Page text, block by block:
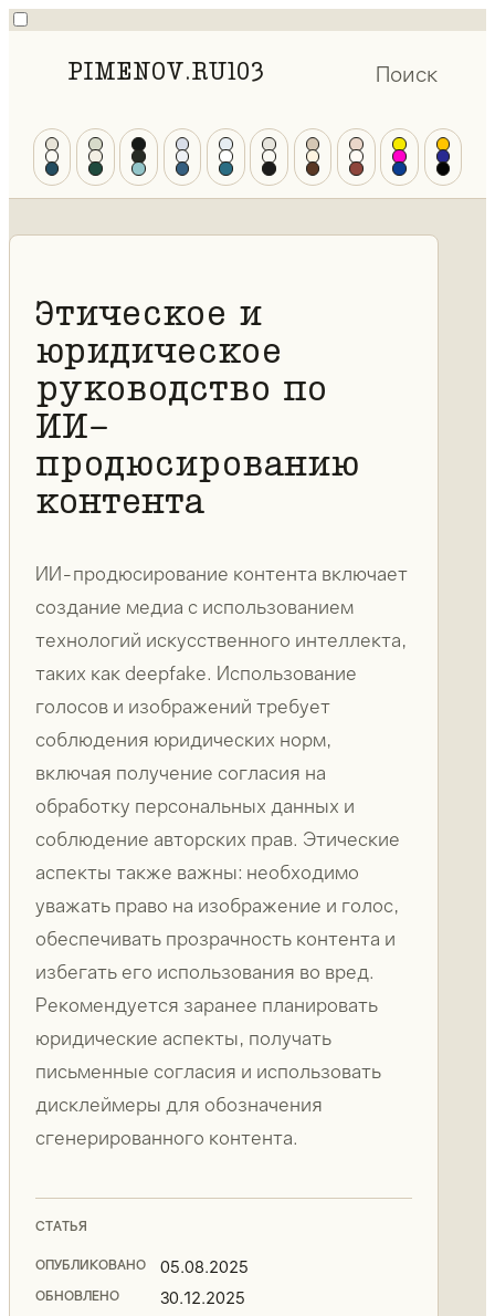
PIMENOV.RU103 Поиск
Этическое и
юридическое
руководство по
ИИ-
продюсированию
контента
ИИ-продюсирование контента включает
создание медиа с использованием
технологий искусственного интеллекта,
таких как deepfake. Использование
голосов и изображений требует
соблюдения юридических норм,
включая получение согласия на
обработку персональных данных и
соблюдение авторских прав. Этические
аспекты также важны: необходимо
уважать право на изображение и голос,
обеспечивать прозрачность контента и
избегать его использования во вред.
Рекомендуется заранее планировать
юридические аспекты, получать
письменные согласия и использовать
дисклеймеры для обозначения
сгенерированного контента.
СТАТЬЯ
ОПУБЛИКОВАНО 05.08.2025
ОБНОВЛЕНО 30.12.2025